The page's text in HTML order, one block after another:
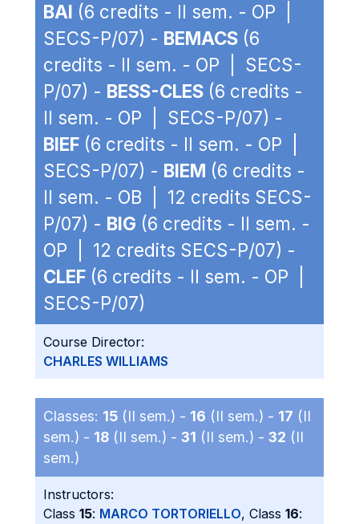
BAI (6 credits - II sem. - OP |
SECS-P/07) - BEMACS (6
credits - II sem. - OP | SECS-
P/07) - BESS-CLES (6 credits -
II sem. - OP | SECS-P/07) -
BIEF (6 credits - II sem. - OP |
SECS-P/07) - BIEM (6 credits -
II sem. - OB | 12 credits SECS-
P/07) - BIG (6 credits - II sem. -
OP | 12 credits SECS-P/07) -
CLEF (6 credits - II sem. - OP |
SECS-P/07)
Course Director:
CHARLES WILLIAMS
Classes: 15 (II sem.) - 16 (II sem.) - 17 (II
sem.) - 18 (II sem.) - 31 (II sem.) - 32 (II
sem.)
Instructors:
Class 15: MARCO TORTORIELLO, Class 16: